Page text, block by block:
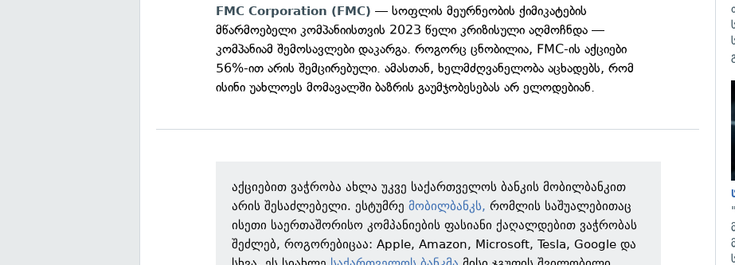
FMC Corporation (FMC) — სოფლის მეურნეობის ქიმიკატების
მწარმოებელი კომპანიისთვის 2023 წელი კრიზისული აღმოჩნდა —
კომპანიამ შემოსავლები დაკარგა. როგორც ცნობილია, FMC-ის აქციები
56%-ით არის შემცირებული. ამასთან, ხელმძღვანელობა აცხადებს, რომ
ისინი უახლოეს მომავალში ბაზრის გაუმჯობესებას არ ელოდებიან.
აქციებით ვაჭრობა ახლა უკვე საქართველოს ბანკის მობილბანკით
არის შესაძლებელი. ესტუმრემობილბანკს, რომლის საშუალებითაც
ისეთი საერთაშორისო კომპანიების ფასიანი ქაღალდებით ვაჭრობას
შეძლებ, როგორებიცაა: Apple, Amazon, Microsoft, Tesla, Google და